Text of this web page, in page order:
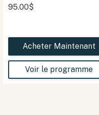
95.00$
Acheter Maintenant
Voir le programme